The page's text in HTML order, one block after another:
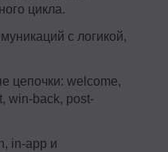
цикла.
с логикой,
цепочки: welcome,
win-back, post-
in-app и